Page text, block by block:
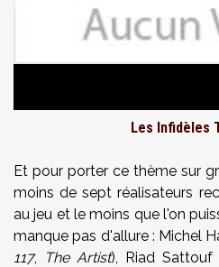
Les Infidèles
Et pour porter ce thème sur
moins de sept réalisateurs
au jeu et le moins que l'on
manque pas d'allure : Michel
117, The Artist), Riad Sattouf